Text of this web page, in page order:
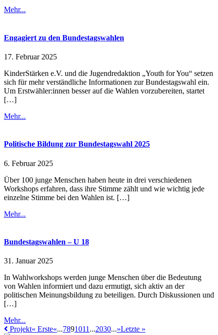
Mehr...
Engagiert zu den Bundestagswahlen
17. Februar 2025
KinderStärken e.V. und die Jugendredaktion „Youth for You“ setzen
sich für mehr verständliche Informationen zur Bundestagswahl ein.
Um Erstwähler:innen besser auf die Wahlen vorzubereiten, startet
[…]
Mehr...
Politische Bildung zur Bundestagswahl 2025
6. Februar 2025
Über 100 junge Menschen haben heute in drei verschiedenen
Workshops erfahren, dass ihre Stimme zählt und wie wichtig jede
einzelne Stimme bei den Wahlen ist. […]
Mehr...
Bundestagswahlen – U 18
31. Januar 2025
In Wahlworkshops werden junge Menschen über die Bedeutung
von Wahlen informiert und dazu ermutigt, sich aktiv an der
politischen Meinungsbildung zu beteiligen. Durch Diskussionen und
[…]
Mehr...
Projekt« Erste«...7891011 ...2030...»Letzte »